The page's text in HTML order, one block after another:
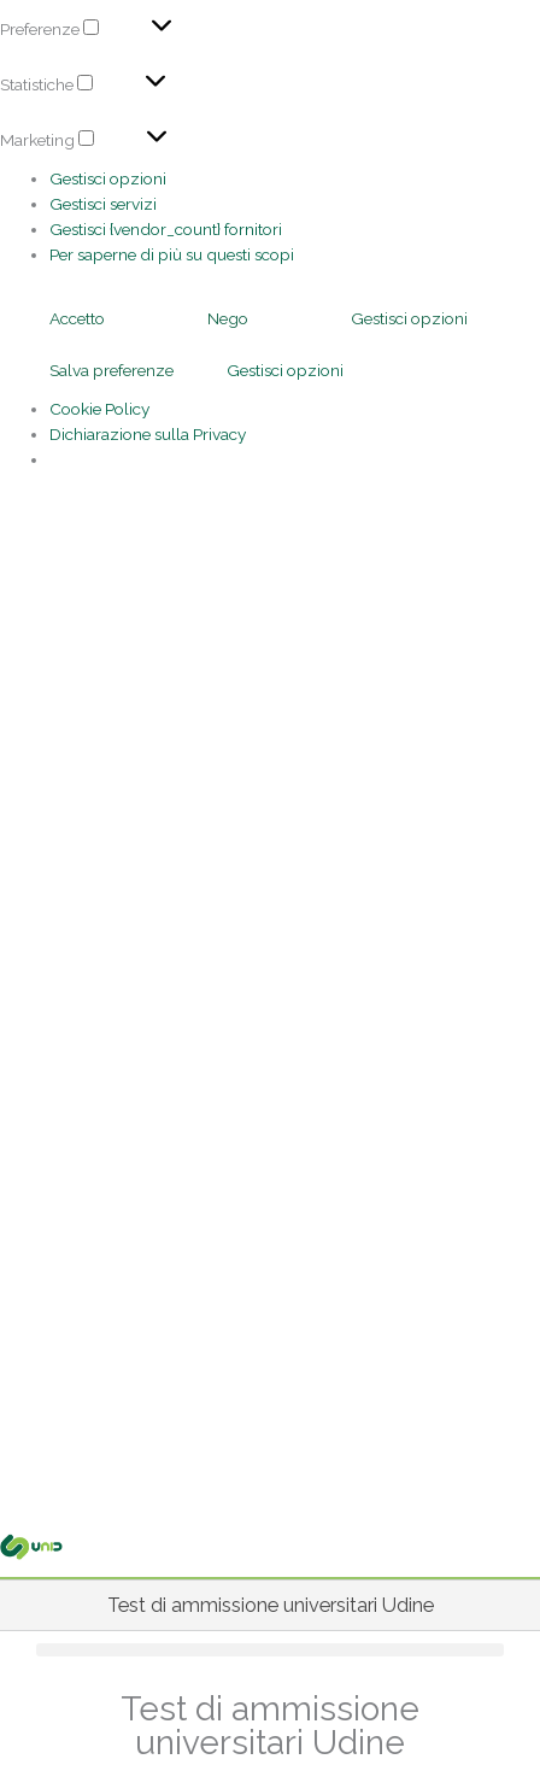
Preferenze
Statistiche
Marketing
Gestisci opzioni
Gestisci servizi
Gestisci {vendor_count} fornitori
Per saperne di più su questi scopi
Accetto Nego Gestisci opzioni
Salva preferenze
Gestisci opzioni
Cookie Policy
Dichiarazione sulla Privacy
Test di ammissione universitari Udine
Test di ammissione
universitari Udine